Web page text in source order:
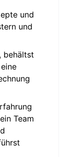
und
und
behältst
Team